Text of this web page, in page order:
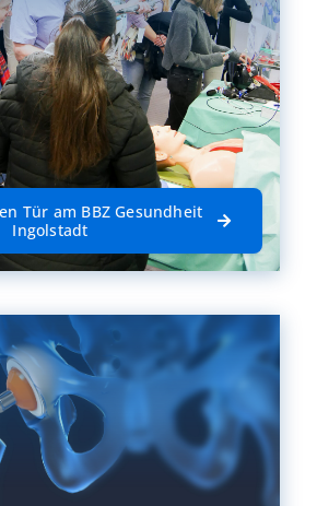
Tür am BBZ Gesundheit
Ingolstadt